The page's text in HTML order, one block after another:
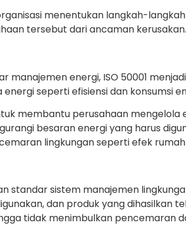
menentukan langkah-
tersebut dari ancaman kerusakan.
manajemen energi, ISO 50001
seperti efisiensi dan konsumsi
membantu perusahaan mengelola
besaran energi yang harus
lingkungan seperti efek
standar sistem manajemen
dan produk yang dihasilkan
tidak menimbulkan pencemaran